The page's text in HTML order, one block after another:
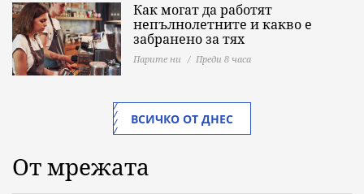
Как могат да работят
непълнолетните и какво е
забранено за тях
Парите ни Преди 8 часа
ВСИЧКО ОТ ДНЕС
От мрежата